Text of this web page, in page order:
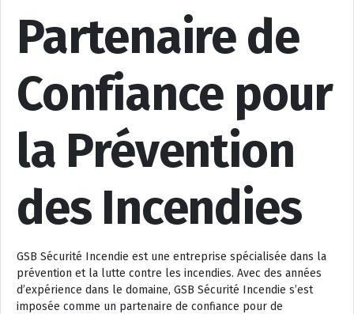
Partenaire de
Confiance pour
la Prévention
des Incendies
GSB Sécurité Incendie est une entreprise spécialisée dans la
prévention et la lutte contre les incendies. Avec des années
d’expérience dans le domaine, GSB Sécurité Incendie s’est
imposée comme un partenaire de confiance pour de